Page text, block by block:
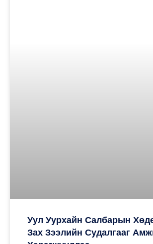
Уул Уурхайн Салбарын
Зах Зээлийн Судалгааг